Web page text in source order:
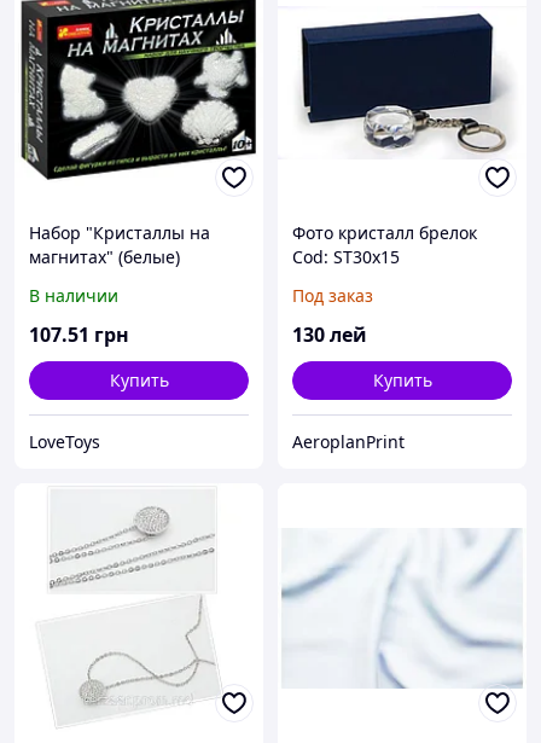
Набор "Кристаллы на
магнитах" (белые)
В наличии
107.51 грн
Купить
LoveToys
Фото кристалл брелок
Cod: ST30x15
Под заказ
130лей
Купить
AeroplanPrint